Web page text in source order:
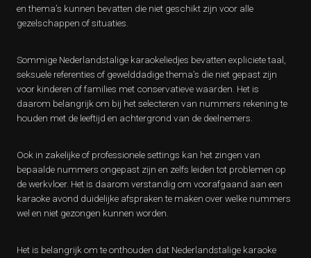
en thema’s kunnen bevatten die niet geschikt zijn voor alle
gezelschappen of situaties.
Sommige Nederlandstalige karaokeliedjes bevatten expliciete taal,
seksuele referenties of gewelddadige thema’s die niet gepast zijn
voor kinderen of families met conservatieve waarden. Het is
daarom belangrijk om bij het selecteren van nummers rekening te
houden met de leeftijd en achtergrond van de deelnemers.
Ook in zakelijke of professionele settings kan het zingen van
bepaalde nummers ongepast zijn en zelfs leiden tot problemen op
de werkvloer. Het is daarom verstandig om voorafgaand aan een
karaoke avond duidelijke afspraken te maken over welke nummers
wel en niet gezongen kunnen worden.
Het is belangrijk om te onthouden dat Nederlandstalige karaoke